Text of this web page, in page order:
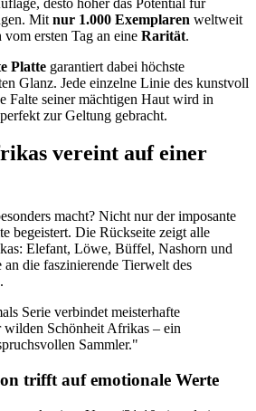
Mit nur 1.000 Exemplaren weltweit
ersten Tag an eine Rarität.
Platte garantiert dabei höchste
Glanz. Jede einzelne Linie des kunstvoll
Falte seiner mächtigen Haut wird in
zur Geltung gebracht.
vereint auf einer
macht? Nicht nur der imposante
begeistert. Die Rückseite zeigt alle
Elefant, Löwe, Büffel, Nashorn und
die faszinierende Tierwelt des
Serie verbindet meisterhafte
wilden Schönheit Afrikas – ein
Sammler."
trifft auf emotionale Werte